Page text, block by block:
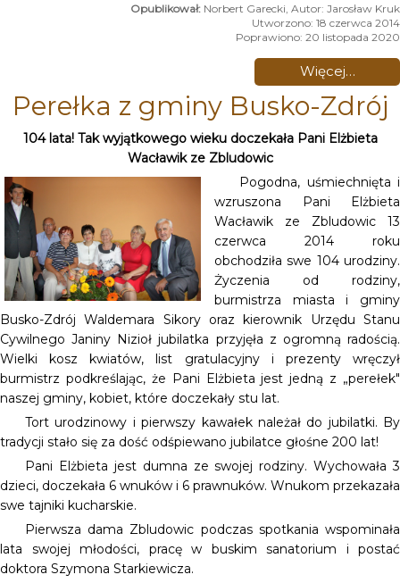
Norbert Garecki, Autor: Jarosław Kruk
Utworzono: 18 czerwca 2014
Poprawiono: 20 listopada 2020
Więcej…
Perełka z gminy Busko-Zdrój
104 lata! Tak wyjątkowego wieku doczekała Pani Elżbieta
Wacławik ze Zbludowic
Pogodna, uśmiechnięta i
wzruszona Pani Elżbieta
Wacławik ze Zbludowic 13
czerwca 2014 roku
obchodziła swe 104 urodziny.
Życzenia od rodziny,
burmistrza miasta i gminy
Busko-Zdrój Waldemara Sikory oraz kierownik Urzędu Stanu
Cywilnego Janiny Nizioł jubilatka przyjęła z ogromną radością.
Wielki kosz kwiatów, list gratulacyjny i prezenty wręczył
burmistrz podkreślając, że Pani Elżbieta jest jedną z „perełek"
naszej gminy, kobiet, które doczekały stu lat.
Tort urodzinowy i pierwszy kawałek należał do jubilatki. By
tradycji stało się za dość odśpiewano jubilatce głośne 200 lat!
Pani Elżbieta jest dumna ze swojej rodziny. Wychowała 3
dzieci, doczekała 6 wnuków i 6 prawnuków. Wnukom przekazała
swe tajniki kucharskie.
Pierwsza dama Zbludowic podczas spotkania wspominała
lata swojej młodości, pracę w buskim sanatorium i postać
doktora Szymona Starkiewicza.